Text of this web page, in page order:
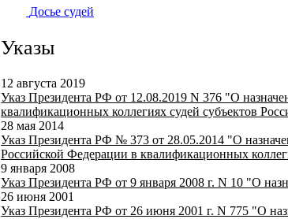
Досье судей
Указы
12 августа 2019
Указ Президента РФ от 12.08.2019 N 376 "О
квалификационных коллегиях судей субъектов
28 мая 2014
Указ Президента РФ № 373 от 28.05.2014 "О
Российской Федерации в квалификационных
9 января 2008
Указ Президента РФ от 9 января 2008 г. N 10 "О
26 июня 2001
Указ Президента РФ от 26 июня 2001 г. N 775 "О